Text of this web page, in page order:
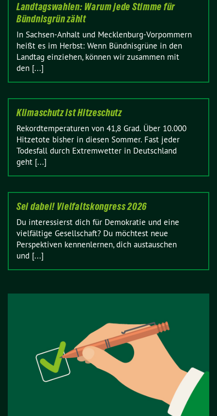
Landtagswahlen: Warum jede Stimme für
Bündnisgrün zählt
In Sachsen-Anhalt und Mecklenburg-Vorpommern
heißt es im Herbst: Wenn Bündnisgrüne in den
Landtag einziehen, können wir zusammen mit
den [...]
Klimaschutz ist Hitzeschutz
Rekordtemperaturen von 41,8 Grad. Über 10.000
Hitzetote bisher in diesen Sommer. Fast jeder
Todesfall durch Extremwetter in Deutschland
geht [...]
Sei dabei! Vielfaltskongress 2026
Du interessierst dich für Demokratie und eine
vielfältige Gesellschaft? Du möchtest neue
Perspektiven kennenlernen, dich austauschen
und [...]